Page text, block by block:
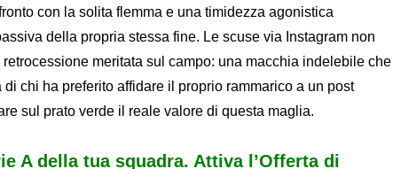
con la solita flemma e una timidezza agonistica
della propria stessa fine. Le scuse via Instagram non
meritata sul campo: una macchia indelebile che
chi ha preferito affidare il proprio rammarico a un post
sul prato verde il reale valore di questa maglia.
A della tua squadra. Attiva l’Offerta di